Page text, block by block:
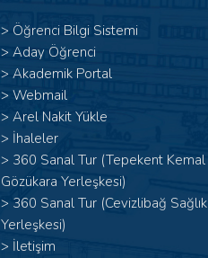
> Öğrenci Bilgi Sistemi
> Aday Öğrenci
> Akademik Portal
> Webmail
> Arel Nakit Yükle
> İhaleler
> 360 Sanal Tur (Tepekent Kemal
Gözükara Yerleşkesi)
> 360 Sanal Tur (Cevizlibağ Sağlık
Yerleşkesi)
> İletişim